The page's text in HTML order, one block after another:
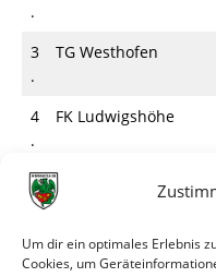
Um dir ein optimales Erlebnis
Cookies, um
.
3
.
TG Westhofen
4
.
FK Ludwigshöhe
5
.
Wormatia Worms
6
.
TSV Gundheim